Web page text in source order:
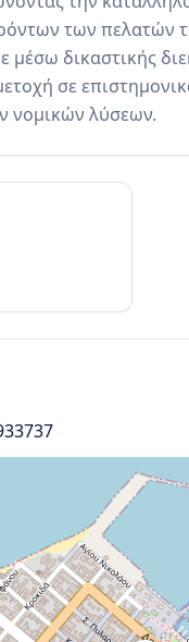
των πελατών
μέσω δικαστικής
σε
νομικών λύσεων.